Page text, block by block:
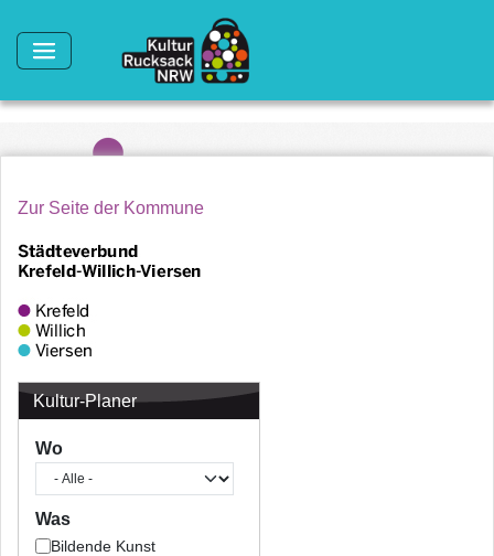
Zur Seite der Kommune
Kultur-Planer
Wo
Was
Bildende Kunst